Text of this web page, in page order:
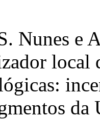
Nunes e
local